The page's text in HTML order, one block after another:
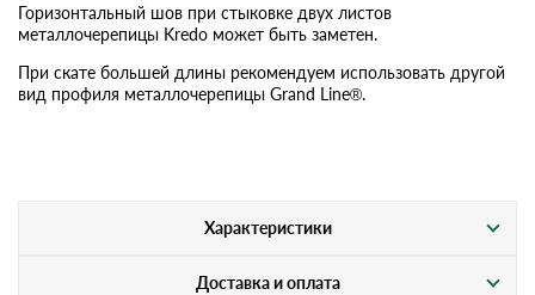
Горизонтальный шов при стыковке двух листов
металлочерепицы Kredo может быть заметен.
При скате большей длины рекомендуем использовать другой
вид профиля металлочерепицы Grand Line®.
Характеристики
Доставка и оплата